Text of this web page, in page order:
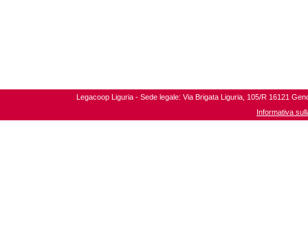
Legacoop Liguria - Sede legale: Via Brigata Liguria, 105/R 16121
Informativa